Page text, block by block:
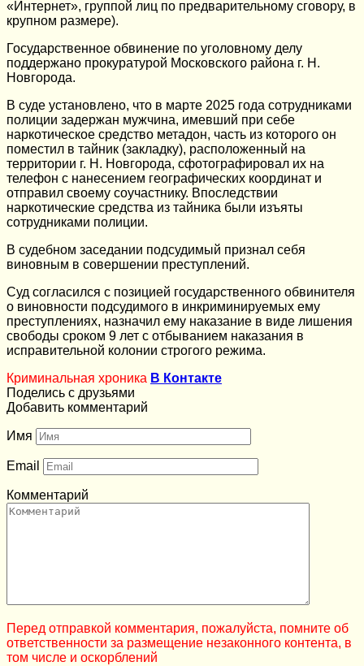
«Интернет», группой лиц по предварительному сговору, в
крупном размере).
Государственное обвинение по уголовному делу
поддержано прокуратурой Московского района г. Н.
Новгорода.
В суде установлено, что в марте 2025 года сотрудниками
полиции задержан мужчина, имевший при себе
наркотическое средство метадон, часть из которого он
поместил в тайник (закладку), расположенный на
территории г. Н. Новгорода, сфотографировал их на
телефон с нанесением географических координат и
отправил своему соучастнику. Впоследствии
наркотические средства из тайника были изъяты
сотрудниками полиции.
В судебном заседании подсудимый признал себя
виновным в совершении преступлений.
Суд согласился с позицией государственного обвинителя
о виновности подсудимого в инкриминируемых ему
преступлениях, назначил ему наказание в виде лишения
свободы сроком 9 лет с отбыванием наказания в
исправительной колонии строгого режима.
Криминальная хроника В Контакте
Поделись с друзьями
Добавить комментарий
Имя
Email
Комментарий
Перед отправкой комментария, пожалуйста, помните об
ответственности за размещение незаконного контента, в
том числе и оскорблений